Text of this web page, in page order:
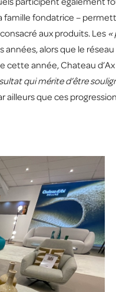
famille fondatrice –
aux produits. Les «
années, alors que le
cette année, Chateau
qui mérite d’être
ailleurs que ces